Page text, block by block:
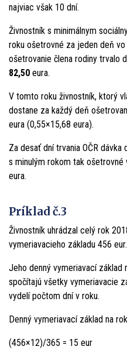
najviac však 10 dní.
Živnostník s minimálnym
roku ošetrovné za jeden deň
ošetrovanie člena rodiny trvalo
82,50 eura.
V tomto roku živnostník, ktorý
dostane za každý deň
eura (0,55×15,68 eura).
Za desať dní trvania OČR dávka
s minulým rokom tak
eura.
Príklad č.3
Živnostník uhrádzal celý rok
vymeriavacieho základu 456 eur.
Jeho denný vymeriavací základ
spočítajú všetky vymeriavacie
vydelí počtom dní v roku.
Denný vymeriavací základ na
(456×12)/365 = 15 eur